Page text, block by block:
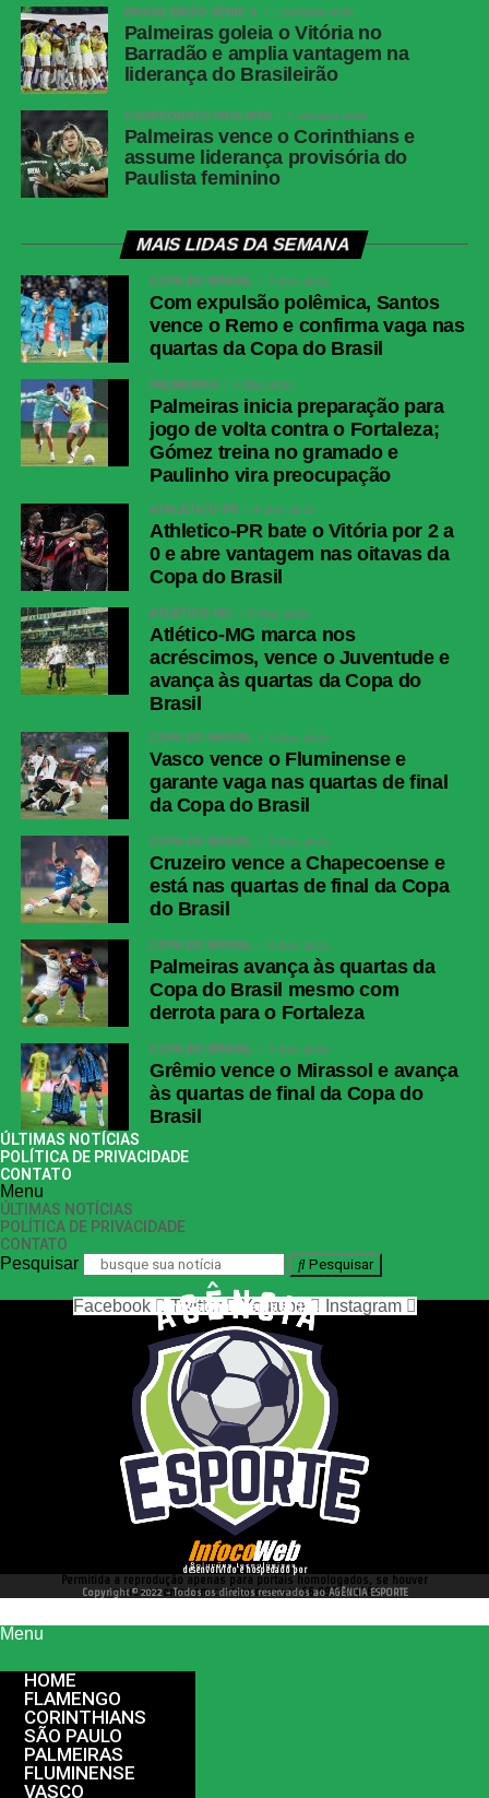
Alan Patrick (Alerrandro); Vitinho, Bernabei e
Carbonero (Alex)
Técnico
Paulo Pezzolano
COMENTE ABAIXO:
Twitter
Messenger
LinkedIn
Share
BRASILEIRÃO SÉRIE A 1 semana atrás
Palmeiras goleia o Vitória no
Barradão e amplia vantagem na
liderança do Brasileirão
CAMPEONATO PAULISTA 1 semana atrás
Palmeiras vence o Corinthians e
assume liderança provisória do
Paulista feminino
MAIS LIDAS DA SEMANA
COPA DO BRASIL 3 dias atrás
Com expulsão polêmica, Santos
vence o Remo e confirma vaga nas
quartas da Copa do Brasil
PALMEIRAS 4 dias atrás
Palmeiras inicia preparação para
jogo de volta contra o Fortaleza;
Gómez treina no gramado e
Paulinho vira preocupação
ATHLETICO-PR 4 dias atrás
Athletico-PR bate o Vitória por 2 a
0 e abre vantagem nas oitavas da
Copa do Brasil
ATLÉTICO-MG 3 dias atrás
Atlético-MG marca nos
acréscimos, vence o Juventude e
avança às quartas da Copa do
Brasil
COPA DO BRASIL 3 dias atrás
Vasco vence o Fluminense e
garante vaga nas quartas de final
da Copa do Brasil
COPA DO BRASIL 3 dias atrás
Cruzeiro vence a Chapecoense e
está nas quartas de final da Copa
do Brasil
COPA DO BRASIL 3 dias atrás
Palmeiras avança às quartas da
Copa do Brasil mesmo com
derrota para o Fortaleza
COPA DO BRASIL 3 dias atrás
Grêmio vence o Mirassol e avança
às quartas de final da Copa do
Brasil
ÚLTIMAS NOTÍCIAS
POLÍTICA DE PRIVACIDADE
CONTATO
Menu
ÚLTIMAS NOTÍCIAS
POLÍTICA DE PRIVACIDADE
CONTATO
Pesquisar Pesquisar
nos siga nas redes sociais
Facebook Twitter Youtube Instagram
desenvolvido e hospedado por
Permitida a reprodução apenas para portais homologados, se houver
interesse entre em contato conosco 66 99977 4262
Copyright © 2022 - Todos os direitos reservados ao AGÊNCIA ESPORTE
Menu
HOME
FLAMENGO
CORINTHIANS
SÃO PAULO
PALMEIRAS
FLUMINENSE
VASCO